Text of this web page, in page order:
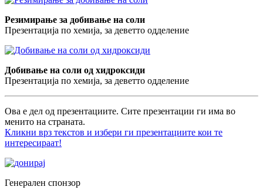
Резимирање за добивање на соли
Презентација по хемија, за деветто одделение
Добивање на соли од хидроксиди
Презентација по хемија, за деветто одделение
Ова е дел од презентациите. Сите презентации ги има во
менито на страната.
Кликни врз текстов и избери ги презентациите кои те
интересираат!
Генерален спонзор